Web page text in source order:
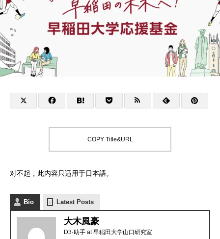
COPY Title&URL
对不起，此内容只适用于日本語。
Bio Latest Posts
大木風豪
D3·助手 at早稲田大学山口研究室